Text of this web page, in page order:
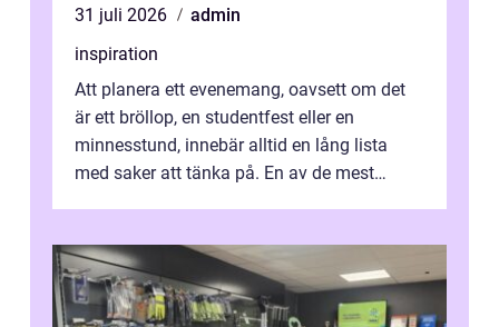
31 juli 2026
admin
inspiration
Att planera ett evenemang, oavsett om det
är ett bröllop, en studentfest eller en
minnesstund, innebär alltid en lång lista
med saker att tänka på. En av de mest